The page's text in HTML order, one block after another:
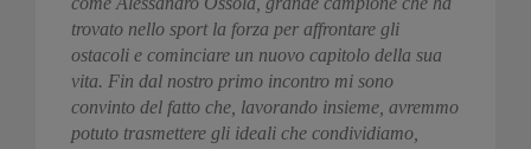
trovato nello sport la forza per affrontare gli
ostacoli e cominciare un nuovo capitolo della sua
vita. Fin dal nostro primo incontro mi sono
convinto del fatto che, lavorando insieme, avremmo
potuto trasmettere gli ideali che condividiamo,